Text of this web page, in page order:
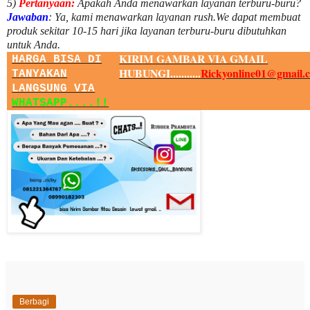
5) Pertanyaan: Apakah Anda menawarkan layanan terburu-buru?
Jawaban: Ya, kami menawarkan layanan rush.We dapat membuat
produk sekitar 10-15 hari jika layanan terburu-buru dibutuhkan
untuk Anda.
HARGA BISA DI
TANYAKAN
LANGSUNG VIA
WHATSAPP....!!
KIRIM GAMBAR VIA GMAIL
HUBUNGI...........
Berbagi